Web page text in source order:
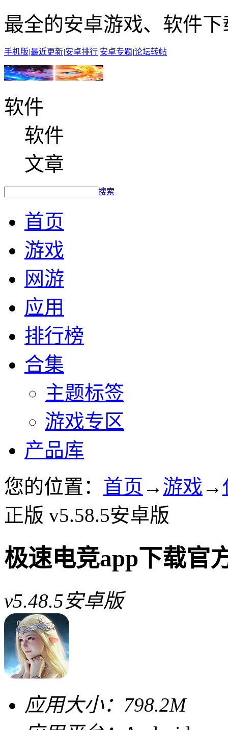
最全的安卓游戏、软件下
手机版|最近更新|安卓排行|安卓专题|论坛转帖
软件
软件
文章
搜索
首页
游戏
网游
应用
排行榜
合集
主题标签
游戏专区
产品库
您的位置： 首页 → 游戏 →
正版 v5.58.5安卓版
极速电竞app下载官
v5.48.5安卓版
应用大小： 798.2M